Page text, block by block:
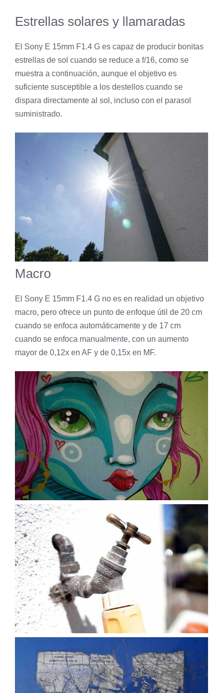
Estrellas solares y llamaradas
El Sony E 15mm F1.4 G es capaz de producir bonitas
estrellas de sol cuando se reduce a f/16, como se
muestra a continuación, aunque el objetivo es
suficiente susceptible a los destellos cuando se
dispara directamente al sol, incluso con el parasol
suministrado.
Macro
El Sony E 15mm F1.4 G no es en realidad un objetivo
macro, pero ofrece un punto de enfoque útil de 20 cm
cuando se enfoca automáticamente y de 17 cm
cuando se enfoca manualmente, con un aumento
mayor de 0,12x en AF y de 0,15x en MF.